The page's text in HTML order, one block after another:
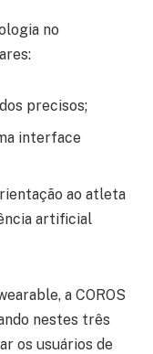
no
precisos;
interface
ao atleta
artificial
a COROS
nestes três
os usuários de